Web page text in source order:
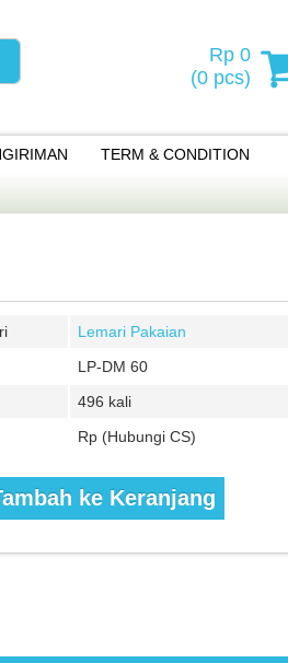
Rp 0
(0 pcs)
TERM & CONDITION
Lemari Pakaian
LP-DM 60
496 kali
Rp (Hubungi CS)
ke Keranjang